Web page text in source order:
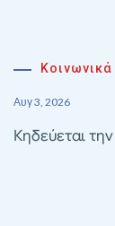
Κοινωνικά
Αυγ 3, 2026
Κηδεύεται